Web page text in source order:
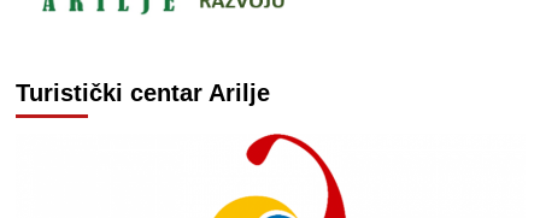
Turistički centar Arilje